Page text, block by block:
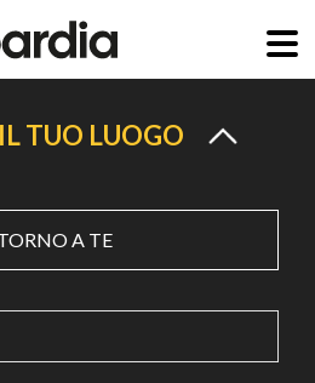
TUO LUOGO
A TE